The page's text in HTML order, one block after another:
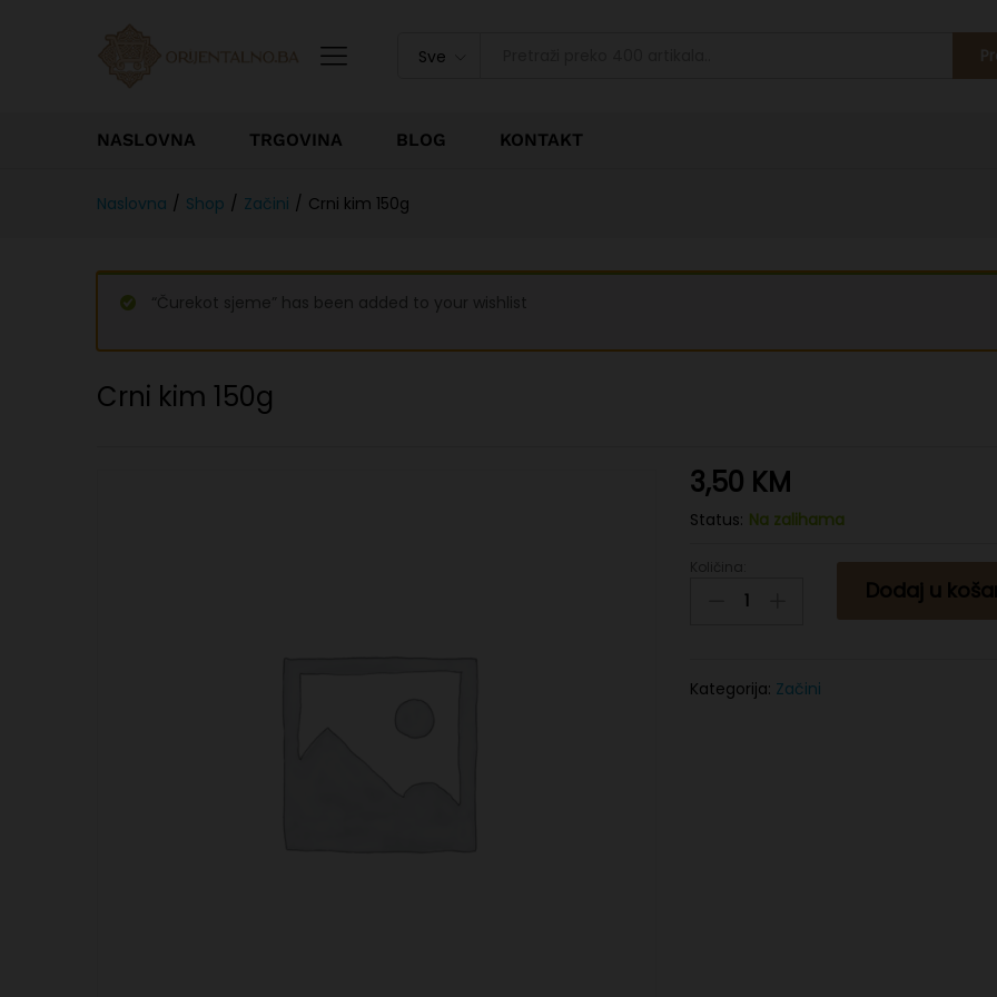
Sve
NASLOVNA TRGOVINA BLOG KONTAKT
Naslovna / Shop / Začini / Crni kim 150g
“Čurekot sjeme” has been added to your wishlist
Crni kim 150g
3,50 KM
Status: Na zalihama
Dodaj u
Kategorija: Začini